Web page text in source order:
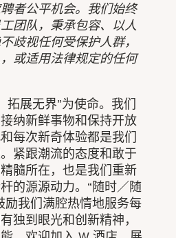
者公平机会。我们始终
团队，秉承包容、以人
歧视任何受保护人群，
或适用法律规定的任何
拓展无界”为使命。我们
纳新鲜事物和保持开放
每次新奇体验都是我们
紧跟潮流的态度和敢于
髓所在，也是我们重新
的源源动力。“随时／随
励我们满腔热情地服务每
独到眼光和创新精神，